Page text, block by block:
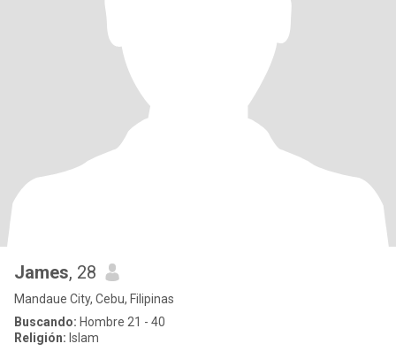
James, 28
Mandaue City, Cebu, Filipinas
Buscando: Hombre 21 - 40
Religión: Islam